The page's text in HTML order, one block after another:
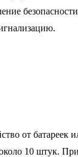
от батареек
10 штук. При